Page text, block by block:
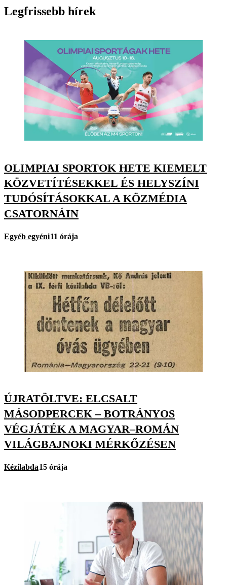
Legfrissebb hírek
OLIMPIAI SPORTOK HETE KIEMELT
KÖZVETÍTÉSEKKEL ÉS HELYSZÍNI
TUDÓSÍTÁSOKKAL A KÖZMÉDIA
CSATORNÁIN
Egyéb egyéni11 órája
ÚJRATÖLTVE: ELCSALT
MÁSODPERCEK – BOTRÁNYOS
VÉGJÁTÉK A MAGYAR–ROMÁN
VILÁGBAJNOKI MÉRKŐZÉSEN
Kézilabda15 órája